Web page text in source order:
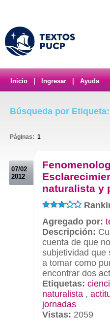
Inicio Ingresar Ayuda
Búsqueda por
Páginas: 1
07/02
2012
naturalista y
Agregado por:
Descripción:
cuenta de que
subjetividad que
a tomar como
encontrar dos
Etiquetas:
naturalista ,
jornadas
Vistas: 2059